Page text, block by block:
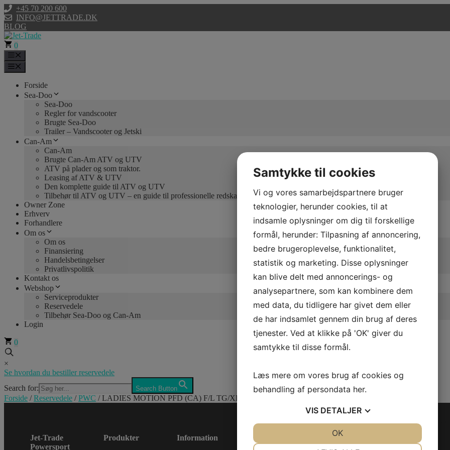
Hop
til
indhold
+45 70 200 600
INFO@JETTRADE.DK
BLOG
0
Forside
Sea-Doo
Sea-Doo
Regler for vandscooter
Brugte Sea-Doo
Trailer – Vandscooter og Jetski
Can-Am
Can-Am
Brugte Can-Am ATV og UTV
ATV på plader og som traktor.
Leasing af ATV & UTV
Den komplette guide til ATV og UTV
Tilbehør til ATV og UTV – en guide til professionelle redskaber og maksimal kapacitet
Owner Zone
Erhverv
Forhandlere
Om os
Om os
Finansiering
Handelsbetingelser
Privatlivspolitik
Kontakt os
Webshop
Serviceprodukter
Reservedele
Tilbehør Sea-Doo og Can-Am
Login
0
×
Se hvordan du bestiller reservedele
Search for:
Search Button
Forside /Reservedele /PWC / LADIES MOTION PFD (CA) F/L TG/XL
Jet-Trade
Powersport
Produkter Information Følg os
Samtykke til cookies
Vi og vores samarbejdspartnere bruger
teknologier, herunder cookies, til at
indsamle oplysninger om dig til forskellige
formål, herunder: Tilpasning af annoncering,
bedre brugeroplevelse, funktionalitet,
statistik og marketing. Disse oplysninger
kan blive delt med annoncerings- og
analysepartnere, som kan kombinere dem
med data, du tidligere har givet dem eller
de har indsamlet gennem din brug af deres
tjenester. Ved at klikke på 'OK' giver du
samtykke til disse formål.
Læs mere om vores brug af cookies og
behandling af persondata her.
VIS DETALJER
OK